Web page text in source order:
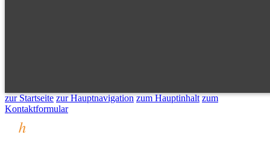
zur Startseite zur Hauptnavigation zum Hauptinhalt zum
Kontaktformular